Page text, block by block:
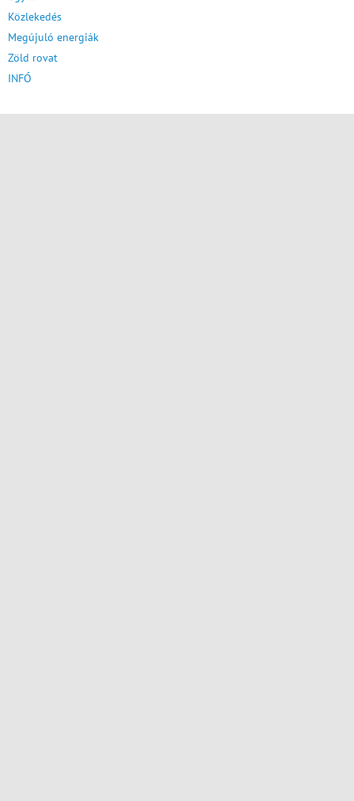
Közlekedés
Megújuló energiák
Zöld rovat
INFÓ